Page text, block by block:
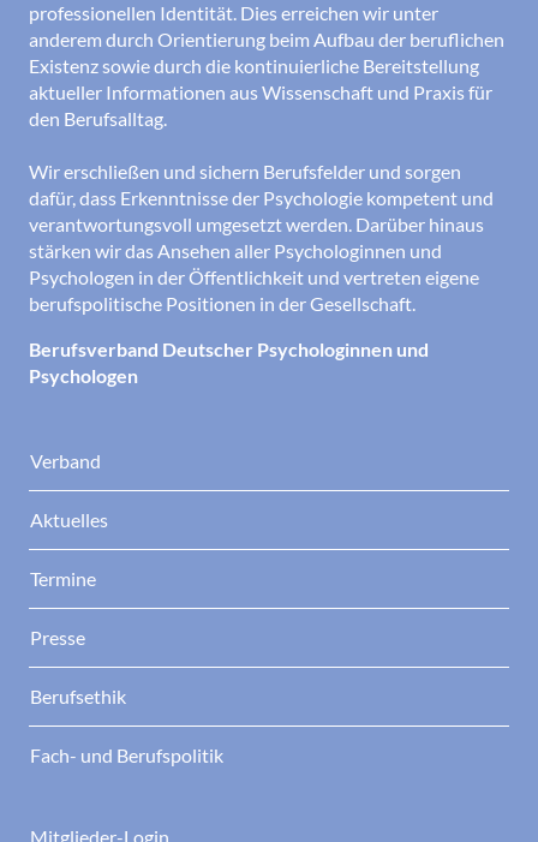
professionellen Identität. Dies erreichen wir unter
anderem durch Orientierung beim Aufbau der beruflichen
Existenz sowie durch die kontinuierliche Bereitstellung
aktueller Informationen aus Wissenschaft und Praxis für
den Berufsalltag.
Wir erschließen und sichern Berufsfelder und sorgen
dafür, dass Erkenntnisse der Psychologie kompetent und
verantwortungsvoll umgesetzt werden. Darüber hinaus
stärken wir das Ansehen aller Psychologinnen und
Psychologen in der Öffentlichkeit und vertreten eigene
berufspolitische Positionen in der Gesellschaft.
Berufsverband Deutscher Psychologinnen und
Psychologen
Verband
Aktuelles
Termine
Presse
Berufsethik
Fach- und Berufspolitik
Mitglieder-Login